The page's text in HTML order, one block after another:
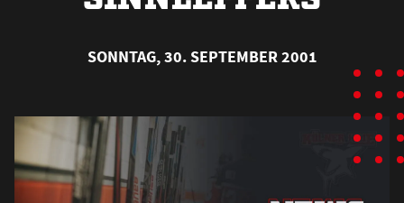
SONNTAG, 30. SEPTEMBER 2001